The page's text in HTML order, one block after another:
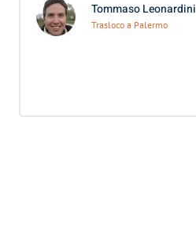
Tommaso Leonardini
Trasloco a Palermo